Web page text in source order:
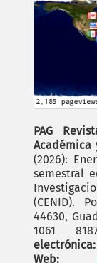
PAG
Académica
(2026):
semestral
(CENID).
44630,
1061
Web: